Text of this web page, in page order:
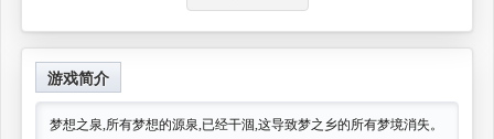
游戏简介
梦想之泉,所有梦想的源泉,已经干涸,这导致梦之乡的所有梦境消失。